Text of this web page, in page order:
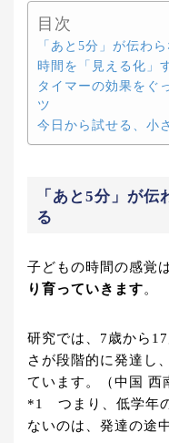
目次
「あと5分」が伝わ
時間を「見える化」
タイマーの効果をぐ
ツ
今日から試せる、小
「あと5分」が
る
子どもの時間の感覚は
り育っていきます。
研究では、7歳から
さが段階的に発達し
ています。（中国 西
*1 つまり、低学年
ないのは、発達の途